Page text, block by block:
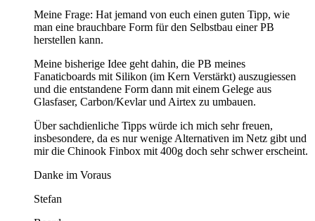
Meine Frage: Hat jemand von euch einen guten Tipp, wie
man eine brauchbare Form für den Selbstbau einer PB
herstellen kann.
Meine bisherige Idee geht dahin, die PB meines
Fanaticboards mit Silikon (im Kern Verstärkt) auszugiessen
und die entstandene Form dann mit einem Gelege aus
Glasfaser, Carbon/Kevlar und Airtex zu umbauen.
Über sachdienliche Tipps würde ich mich sehr freuen,
insbesondere, da es nur wenige Alternativen im Netz gibt und
mir die Chinook Finbox mit 400g doch sehr schwer erscheint.
Danke im Voraus
Stefan